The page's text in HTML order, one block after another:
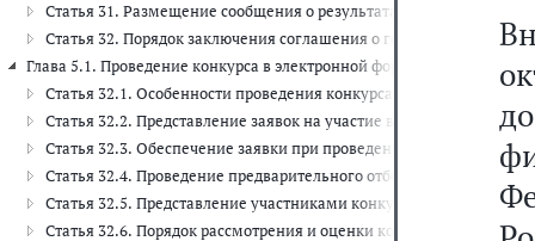
Статья 31. Размещение сообщения о результатах проведения
Статья 32. Порядок заключения соглашения о государственно-
Глава 5.1. Проведение конкурса в электронной форме (ст. 32.1 - 32.9)
Статья 32.1. Особенности проведения конкурса в электронной
Статья 32.2. Представление заявок на участие в конкурсе в
Статья 32.3. Обеспечение заявки при проведении конкурса в
Статья 32.4. Проведение предварительного отбора участников
Статья 32.5. Представление участниками конкурса в
Статья 32.6. Порядок рассмотрения и оценки конкурсных